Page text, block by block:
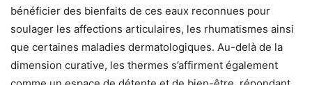
bénéficier des bienfaits de ces eaux reconnues pour
soulager les affections articulaires, les rhumatismes ainsi
que certaines maladies dermatologiques. Au-delà de la
dimension curative, les thermes s’affirment également